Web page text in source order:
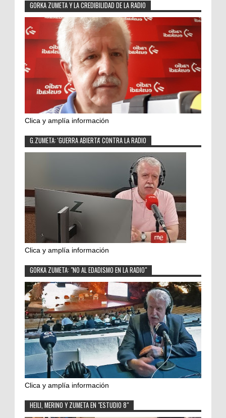
GORKA ZUMETA Y LA CREDIBILIDAD DE LA RADIO
Clica y amplía información
G.ZUMETA: 'GUERRA ABIERTA' CONTRA LA RADIO
Clica y amplía información
GORKA ZUMETA: "NO AL EDADISMO EN LA RADIO"
Clica y amplía información
HEILI, MERINO Y ZUMETA EN "ESTUDIO 8"